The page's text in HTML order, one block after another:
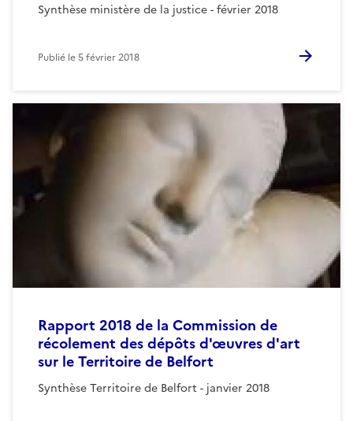
Synthèse ministère de la justice - février 2018
Publié le5 février 2018
Rapport 2018 de la Commission de
récolement des dépôts d'œuvres d'art
sur le Territoire de Belfort
Synthèse Territoire de Belfort - janvier 2018